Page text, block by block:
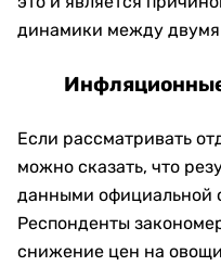
динамики между
Если рассматривать
можно сказать, что
данными официальной
Респонденты
снижение цен на